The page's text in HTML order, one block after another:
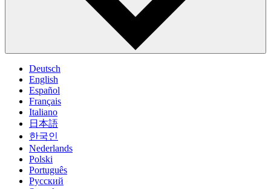
Deutsch
English
Español
Français
Italiano
日本語
한국인
Nederlands
Polski
Português
Pусский